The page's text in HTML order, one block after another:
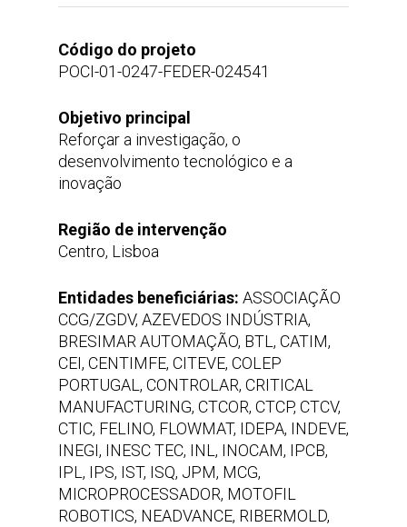
Código do projeto
POCI-01-0247-FEDER-024541
Objetivo principal
Reforçar a investigação, o
desenvolvimento tecnológico e a
inovação
Região de intervenção
Centro, Lisboa
Entidades beneficiárias: ASSOCIAÇÃO
CCG/ZGDV, AZEVEDOS INDÚSTRIA,
BRESIMAR AUTOMAÇÃO, BTL, CATIM,
CEI, CENTIMFE, CITEVE, COLEP
PORTUGAL, CONTROLAR, CRITICAL
MANUFACTURING, CTCOR, CTCP, CTCV,
CTIC, FELINO, FLOWMAT, IDEPA, INDEVE,
INEGI, INESC TEC, INL, INOCAM, IPCB,
IPL, IPS, IST, ISQ, JPM, MCG,
MICROPROCESSADOR, MOTOFIL
ROBOTICS, NEADVANCE, RIBERMOLD,